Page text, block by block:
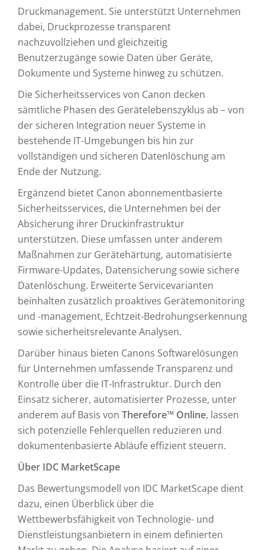
Druckmanagement. Sie unterstützt Unternehmen
dabei, Druckprozesse transparent
nachzuvollziehen und gleichzeitig
Benutzerzugänge sowie Daten über Geräte,
Dokumente und Systeme hinweg zu schützen.
Die Sicherheitsservices von Canon decken
sämtliche Phasen des Gerätelebenszyklus ab – von
der sicheren Integration neuer Systeme in
bestehende IT-Umgebungen bis hin zur
vollständigen und sicheren Datenlöschung am
Ende der Nutzung.
Ergänzend bietet Canon abonnementbasierte
Sicherheitsservices, die Unternehmen bei der
Absicherung ihrer Druckinfrastruktur
unterstützen. Diese umfassen unter anderem
Maßnahmen zur Gerätehärtung, automatisierte
Firmware-Updates, Datensicherung sowie sichere
Datenlöschung. Erweiterte Servicevarianten
beinhalten zusätzlich proaktives Gerätemonitoring
und -management, Echtzeit-Bedrohungserkennung
sowie sicherheitsrelevante Analysen.
Darüber hinaus bieten Canons Softwarelösungen
für Unternehmen umfassende Transparenz und
Kontrolle über die IT-Infrastruktur. Durch den
Einsatz sicherer, automatisierter Prozesse, unter
anderem auf Basis von Therefore™ Online, lassen
sich potenzielle Fehlerquellen reduzieren und
dokumentenbasierte Abläufe effizient steuern.
Über IDC MarketScape
Das Bewertungsmodell von IDC MarketScape dient
dazu, einen Überblick über die
Wettbewerbsfähigkeit von Technologie- und
Dienstleistungsanbietern in einem definierten